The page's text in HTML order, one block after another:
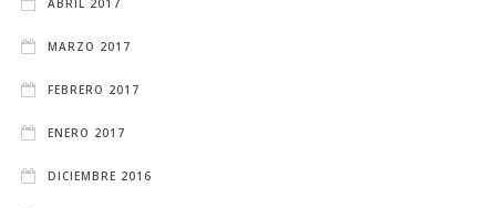
MARZO 2017
FEBRERO 2017
ENERO 2017
DICIEMBRE 2016